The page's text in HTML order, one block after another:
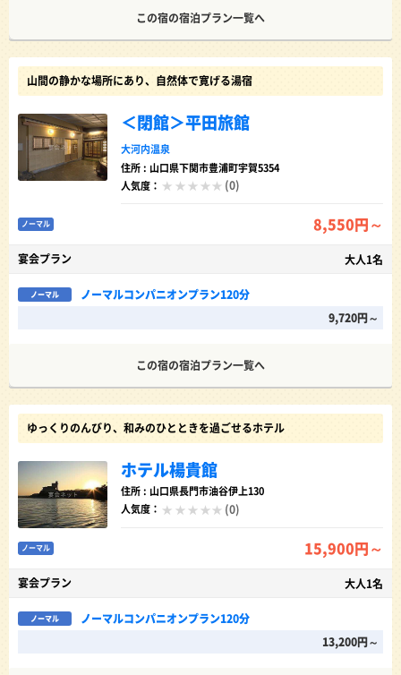
この宿の宿泊プラン一覧へ
山間の静かな場所にあり、自然体で寛げる湯宿
＜閉館＞平田旅館
大河内温泉
住所 : 山口県下関市豊浦町宇賀5354
人気度：
(0)
ノーマル 8,550円～
宴会プラン 大人1名
ノーマル
ノーマルコンパニオンプラン120分
9,720円～
この宿の宿泊プラン一覧へ
ゆっくりのんびり、和みのひとときを過ごせるホテル
ホテル楊貴館
住所 : 山口県長門市油谷伊上130
人気度：
(0)
ノーマル 15,900円～
宴会プラン 大人1名
ノーマル
ノーマルコンパニオンプラン120分
13,200円～